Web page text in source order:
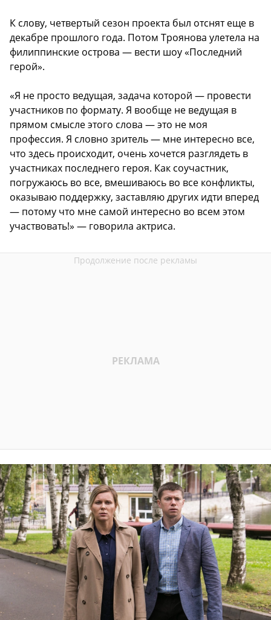
К слову, четвертый сезон проекта был отснят еще в
декабре прошлого года. Потом Троянова улетела на
филиппинские острова — вести шоу «Последний
герой».
«Я не просто ведущая, задача которой — провести
участников по формату. Я вообще не ведущая в
прямом смысле этого слова — это не моя
профессия. Я словно зритель — мне интересно все,
что здесь происходит, очень хочется разглядеть в
участниках последнего героя. Как соучастник,
погружаюсь во все, вмешиваюсь во все конфликты,
оказываю поддержку, заставляю других идти вперед
— потому что мне самой интересно во всем этом
участвовать!» — говорила актриса.